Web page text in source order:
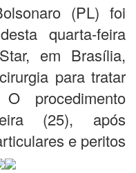
(PL) foi
quarta-feira
em Brasília,
para tratar
procedimento
(25), após
e peritos